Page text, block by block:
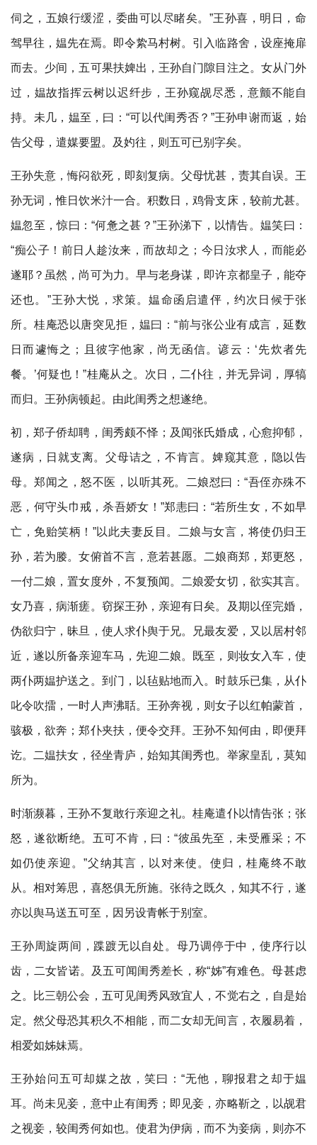
伺之，五娘行缓涩，委曲可以尽睹矣。”王孙喜，明日，命
驾早往，媪先在焉。即令絷马村树。引入临路舍，设座掩扉
而去。少间，五可果扶婢出，王孙自门隙目注之。女从门外
过，媪故指挥云树以迟纤步，王孙窥觇尽悉，意颤不能自
持。未几，媪至，曰：“可以代闺秀否？”王孙申谢而返，始
告父母，遣媒要盟。及妁往，则五可已别字矣。
王孙失意，悔闷欲死，即刻复病。父母忧甚，责其自误。王
孙无词，惟日饮米汁一合。积数日，鸡骨支床，较前尤甚。
媪忽至，惊曰：“何惫之甚？”王孙涕下，以情告。媪笑曰：
“痴公子！前日人趁汝来，而故却之；今日汝求人，而能必
遂耶？虽然，尚可为力。早与老身谋，即许京都皇子，能夺
还也。”王孙大悦，求策。媪命函启遣伻，约次日候于张
所。桂庵恐以唐突见拒，媪曰：“前与张公业有成言，延数
日而遽悔之；且彼字他家，尚无函信。谚云：‘先炊者先
餐。’何疑也！”桂庵从之。次日，二仆往，并无异词，厚犒
而归。王孙病顿起。由此闺秀之想遂绝。
初，郑子侨却聘，闺秀颇不怿；及闻张氏婚成，心愈抑郁，
遂病，日就支离。父母诘之，不肯言。婢窥其意，隐以告
母。郑闻之，怒不医，以听其死。二娘怼曰：“吾侄亦殊不
恶，何守头巾戒，杀吾娇女！”郑恚曰：“若所生女，不如早
亡，免贻笑柄！”以此夫妻反目。二娘与女言，将使仍归王
孙，若为媵。女俯首不言，意若甚愿。二娘商郑，郑更怒，
一付二娘，置女度外，不复预闻。二娘爱女切，欲实其言。
女乃喜，病渐瘥。窃探王孙，亲迎有日矣。及期以侄完婚，
伪欲归宁，昧旦，使人求仆舆于兄。兄最友爱，又以居村邻
近，遂以所备亲迎车马，先迎二娘。既至，则妆女入车，使
两仆两媪护送之。到门，以毡贴地而入。时鼓乐已集，从仆
叱令吹擂，一时人声沸聒。王孙奔视，则女子以红帕蒙首，
骇极，欲奔；郑仆夹扶，便令交拜。王孙不知何由，即便拜
讫。二媪扶女，径坐青庐，始知其闺秀也。举家皇乱，莫知
所为。
时渐濒暮，王孙不复敢行亲迎之礼。桂庵遣仆以情告张；张
怒，遂欲断绝。五可不肯，曰：“彼虽先至，未受雁采；不
如仍使亲迎。”父纳其言，以对来使。使归，桂庵终不敢
从。相对筹思，喜怒俱无所施。张待之既久，知其不行，遂
亦以舆马送五可至，因另设青帐于别室。
王孙周旋两间，蹀踱无以自处。母乃调停于中，使序行以
齿，二女皆诺。及五可闻闺秀差长，称“姊”有难色。母甚虑
之。比三朝公会，五可见闺秀风致宜人，不觉右之，自是始
定。然父母恐其积久不相能，而二女却无间言，衣履易着，
相爱如姊妹焉。
王孙始问五可却媒之故，笑曰：“无他，聊报君之却于媪
耳。尚未见妾，意中止有闺秀；即见妾，亦略靳之，以觇君
之视妾，较闺秀何如也。使君为伊病，而不为妾病，则亦不